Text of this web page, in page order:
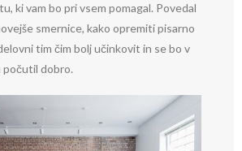
ki vam bo pri vsem pomagal. Povedal
smernice, kako opremiti pisarno
tim čim bolj učinkovit in se bo v
počutil dobro.